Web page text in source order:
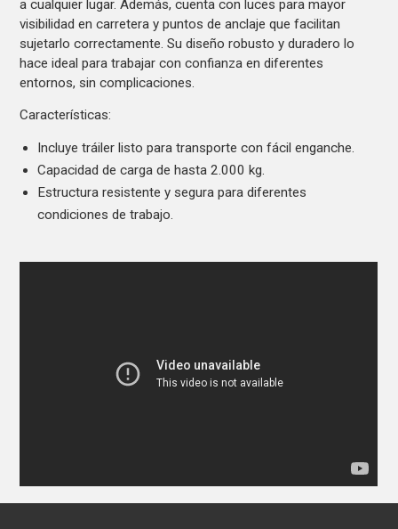
a cualquier lugar. Además, cuenta con luces para mayor
visibilidad en carretera y puntos de anclaje que facilitan
sujetarlo correctamente. Su diseño robusto y duradero lo
hace ideal para trabajar con confianza en diferentes
entornos, sin complicaciones.
Características:
Incluye tráiler listo para transporte con fácil enganche.
Capacidad de carga de hasta 2.000 kg.
Estructura resistente y segura para diferentes
condiciones de trabajo.